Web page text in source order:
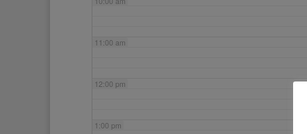
11:00 am
12:00 pm
1:00 pm